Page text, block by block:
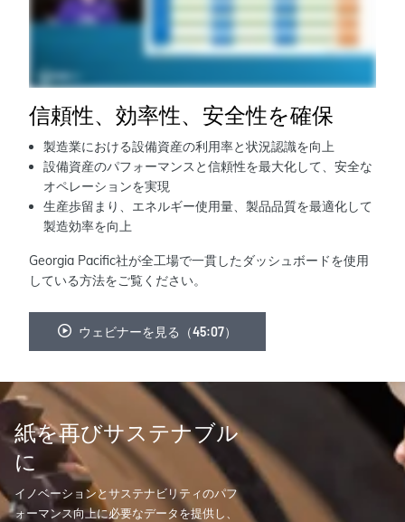
信頼性、効率性、安全性を確保
製造業における設備資産の利用率と状況認識を向上
設備資産のパフォーマンスと信頼性を最大化して、安全な
オペレーションを実現
生産歩留まり、エネルギー使用量、製品品質を最適化して
製造効率を向上
Georgia Pacific社が全工場で一貫したダッシュボードを使用
している方法をご覧ください。
ウェビナーを見る（45:07）
紙を再びサステナブル
に
イノベーションとサステナビリティのパフ
ォーマンス向上に必要なデータを提供し、